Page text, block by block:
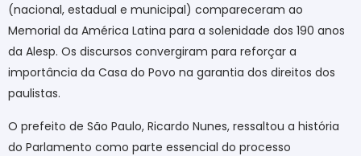
(nacional, estadual e municipal) compareceram ao
Memorial da América Latina para a solenidade dos 190 anos
da Alesp. Os discursos convergiram para reforçar a
importância da Casa do Povo na garantia dos direitos dos
paulistas.
O prefeito de São Paulo, Ricardo Nunes, ressaltou a história
do Parlamento como parte essencial do processo